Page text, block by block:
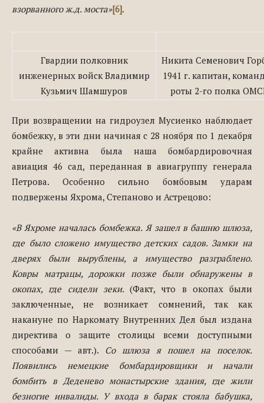
взорванного ж.д. моста»[6].
Гвардии полковник
инженерных войск Владимир
Кузьмич Шамшуров
Никита Семенович
1941 г. капитан,
роты 2-го полка
При возвращении на гидроузел Мусиенко наблюдает
бомбежку, в эти дни начиная с 28 ноября по 1 декабря
крайне активна была наша бомбардировочная
авиация 46 сад, переданная в авиагруппу генерала
Петрова. Особенно сильно бомбовым ударам
подвержены Яхрома, Степаново и Астрецово:
«В Яхроме началась бомбежка. Я зашел в башню шлюза,
где было сложено имущество детских садов. Замки на
дверях были вырублены, а имущество разграблено.
Ковры матрацы, дорожки позже были обнаружены в
окопах, где сидели зеки. (Факт, что в окопах были
заключенные, не возникает сомнений, так как
накануне по Наркомату Внутренних Дел был издана
директива о защите столицы всеми доступными
способами — авт.). Со шлюза я пошел на поселок.
Появились немецкие бомбардировщики и начали
бомбить в Деденево монастырские здания, где жили
безногие инвалиды. У входа в барак стояла бабушка,